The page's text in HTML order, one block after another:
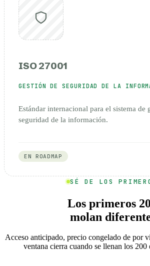
ISO 27001
GESTIÓN DE SEGURIDAD DE LA
Estándar internacional para el sistema de
seguridad de la información.
EN ROADMAP
SÉ DE LOS
Los primeros
molan
Acceso anticipado, precio congelado de por
ventana cierra cuando se llenan los 200